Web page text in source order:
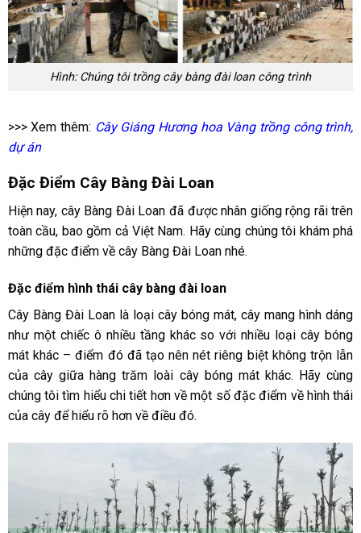
Hình: Chúng tôi trồng cây bàng đài loan công trình
>>> Xem thêm: Cây Giáng Hương hoa Vàng trồng công trình,
dự án
Đặc Điểm Cây Bàng Đài Loan
Hiện nay, cây Bàng Đài Loan đã được nhân giống rộng rãi trên
toàn cầu, bao gồm cả Việt Nam. Hãy cùng chúng tôi khám phá
những đặc điểm về cây Bàng Đài Loan nhé.
Đặc điểm hình thái cây bàng đài loan
Cây Bàng Đài Loan là loại cây bóng mát, cây mang hình dáng
như một chiếc ô nhiều tầng khác so với nhiều loại cây bóng
mát khác – điểm đó đã tạo nên nét riêng biệt không trộn lẫn
của cây giữa hàng trăm loài cây bóng mát khác. Hãy cùng
chúng tôi tìm hiểu chi tiết hơn về một số đặc điểm về hình thái
của cây để hiểu rõ hơn về điều đó.